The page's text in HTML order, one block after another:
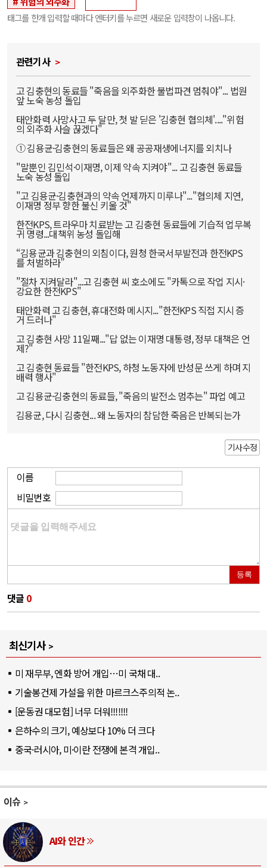
태그를 한개 입력할 때마다 엔터키를 누르면 새로운 입력창이 나옵니다.
관련기사
고 김충현의 동료들 "죽음을 외주화한 불법파견 멈춰야"... 법원
앞 노숙 농성 돌입
태안화력 사망사고 두 달만, 첫 발 딛은 '김충현 협의체'...."위험
의 외주화 사슬 끊겠다"
① 김용균·김충현의 동료들은 왜 공공재생에너지를 외치나
"말뿐인 김민석·이재명, 이제 약속 지켜야"... 고 김충현 동료들
노숙 농성 돌입
"고 김용균·김충현과의 약속 언제까지 미루나"..."협의체 지연,
이재명 정부 향한 불신 키울 것"
한전KPS, 트라우마 치료받는 고 김충현 동료들에 기습적 업무복
귀 명령...대책위 농성 돌입해
“김용균과 김충현의 외침이다, 원청 한국서부발전과 한전KPS
를 처벌하라”
"절차 지켜달라"...고 김충현 씨 호소에도 "카톡으로 작업 지시·
강요한 한전KPS"
태안화력 고 김충현, 휴대전화 메시지..."한전KPS 직접 지시 증
거 드러나"
고 김충현 사망 11일째..."답 없는 이재명 대통령, 정부 대책은 언
제?"
고 김충현 동료들 "한전KPS, 하청 노동자에 반성문 쓰게 하며 지
배력 행사"
고 김용균·김충현의 동료들, "죽음의 발전소 멈추는" 파업 예고
김용균, 다시 김충현... 왜 노동자의 참담한 죽음은 반복되는가
기사수정
이름
비밀번호
등록
댓글 0
최신기사
미 재무부, 엔화 방어 개입…미 국채 대..
기술봉건제 가설을 위한 마르크스주의적 논..
[운동권 대모험] 너무 더워!!!!!!!
은하수의 크기, 예상보다 10% 더 크다
중국·러시아, 미·이란 전쟁에 본격 개입..
이슈
러시아-우크라이나 전쟁